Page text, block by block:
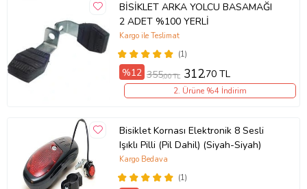
BİSİKLET ARKA YOLCU BASAMAĞI
2 ADET %100 YERLİ
(1)
Kargo ile Teslimat
%12 355,00 TL 312,70 TL
2. Ürüne %4 İndirim
Bisiklet Kornası Elektronik 8 Sesli
Işıklı Pilli (Pil Dahil) (Siyah-Siyah)
(1)
Kargo Bedava